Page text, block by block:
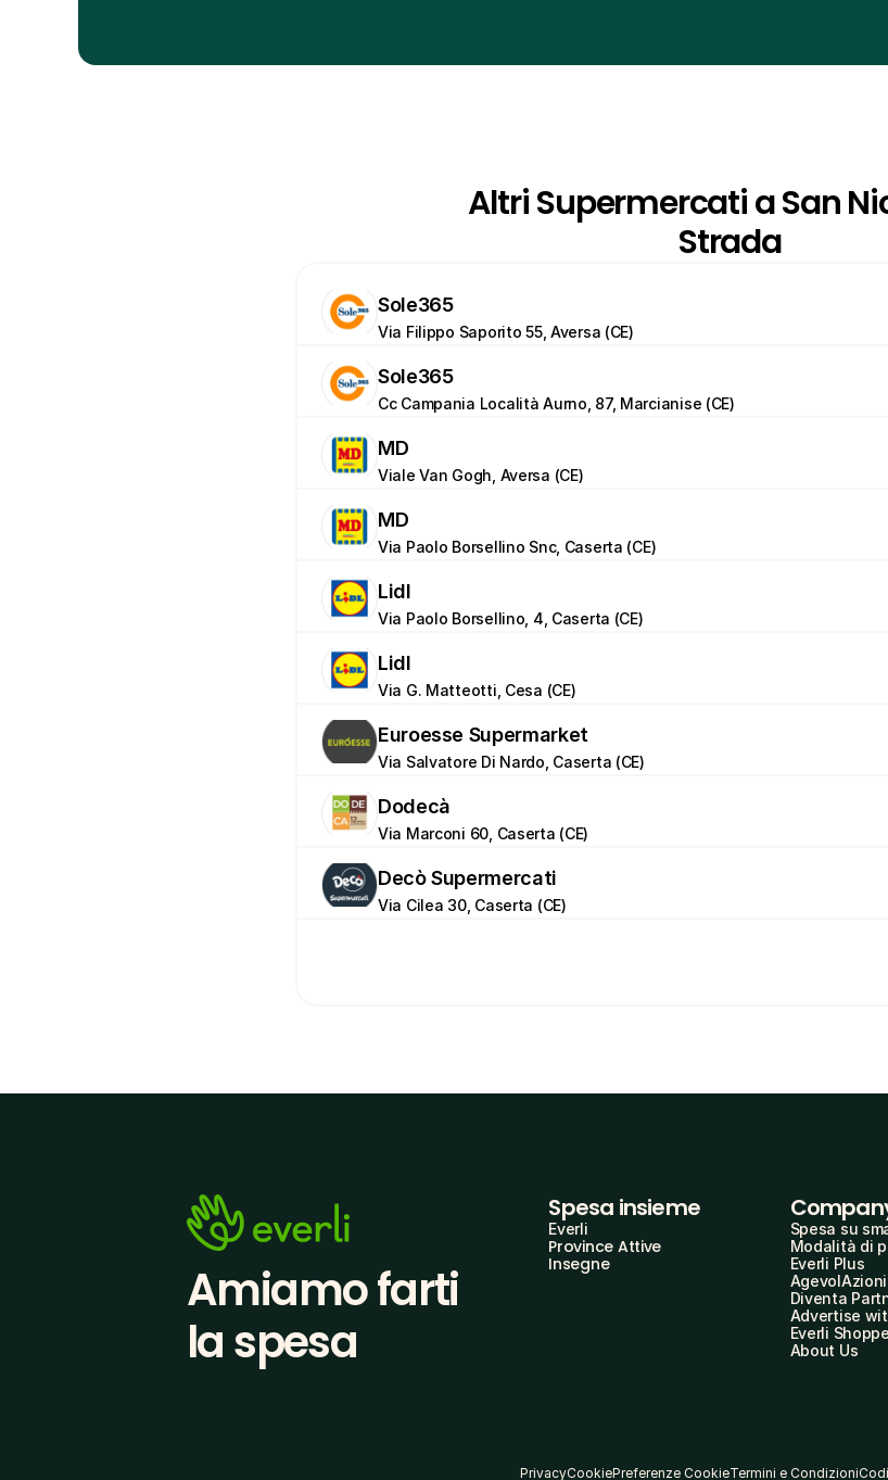
Altri Supermercati a San
Strada
Sole365
Via Filippo Saporito 55, Aversa (CE)
Sole365
Cc Campania Località Aurno, 87, Marcianise (CE)
MD
Viale Van Gogh, Aversa (CE)
MD
Via Paolo Borsellino Snc, Caserta (CE)
Lidl
Via Paolo Borsellino, 4, Caserta (CE)
Lidl
Via G. Matteotti, Cesa (CE)
Euroesse Supermarket
Via Salvatore Di Nardo, Caserta (CE)
Dodecà
Via Marconi 60, Caserta (CE)
Decò Supermercati
Via Cilea 30, Caserta (CE)
Amiamo farti
la spesa
Spesa insieme
Everli
Province Attive
Insegne
Spesa su
Modalità di
Everli Plus
AgevolAzioni
Diventa
Advertise
Everli
About Us
PrivacyCookiePreferenze CookieTermini e Condizioni